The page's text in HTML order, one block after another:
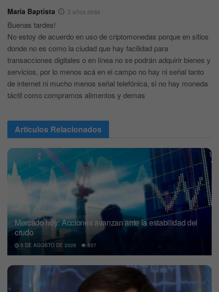
María Baptista 3 años atrás
Buenas tardes!
No estoy de acuerdo en uso de criptomonedas porque en sitios
donde no es como la ciudad que hay facilidad para
transacciones digitales o en línea no se podrán adquirir bienes y
servicios, por lo menos acá en el campo no hay ni señal tanto
de internet ni mucho menos señal telefónica, si no hay moneda
táctil como compramos alimentos y demas
Articulos Relacionados
Mercado hoy: Acciones avanzan ante la estabilidad del
crudo
5 DE AGOSTO DE 2026 557